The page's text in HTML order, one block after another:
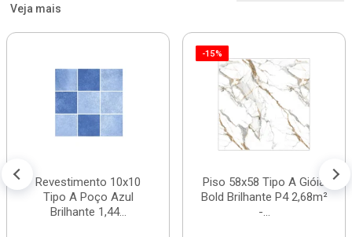
Veja mais
Revestimento 10x10
Tipo A Poço Azul
Brilhante 1,44...
-15%
Piso 58x58 Tipo A Gióia
Bold Brilhante P4 2,68m²
-...